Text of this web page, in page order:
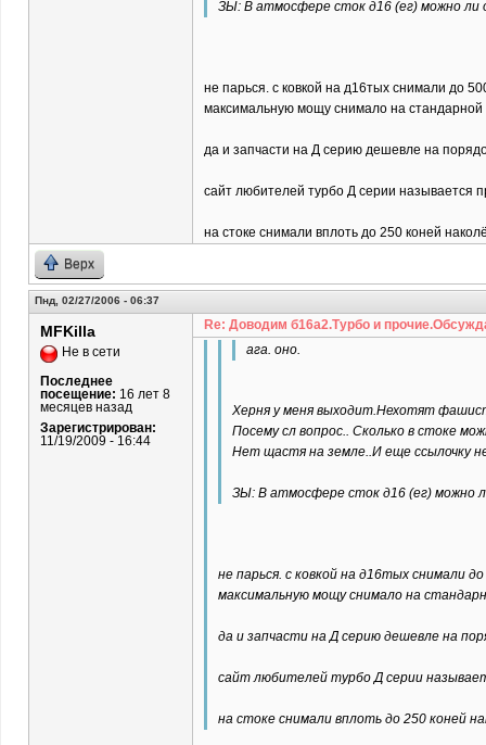
ЗЫ: В атмосфере сток д16 (ег) можно ли
не парься. с ковкой на д16тых снимали до
максимальную мощу снимало на стандарной
да и запчасти на Д серию дешевле на
сайт любителей турбо Д серии называется
на стоке снимали вплоть до 250 коней
Верх
Пнд, 02/27/2006 - 06:37
MFKilla
Не в сети
Последнее
посещение: 16 лет 8
месяцев назад
Зарегистрирован:
11/19/2009 - 16:44
Re: Доводим б16а2.Турбо и
ага. оно.
Херня у меня выходит.Нехотят
Посему сл вопрос.. Сколько в стоке
Нет щастя на земле..И еще ссылочку
ЗЫ: В атмосфере сток д16 (ег) можно
не парься. с ковкой на д16тых снимали
максимальную мощу снимало на
да и запчасти на Д серию дешевле на
сайт любителей турбо Д серии
на стоке снимали вплоть до 250 коней